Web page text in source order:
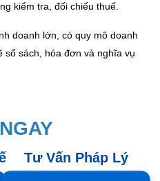
kiểm tra, đối chiếu thuế.
doanh lớn, có quy mô doanh
sổ sách, hóa đơn và nghĩa vụ
Tư Vấn Pháp Lý